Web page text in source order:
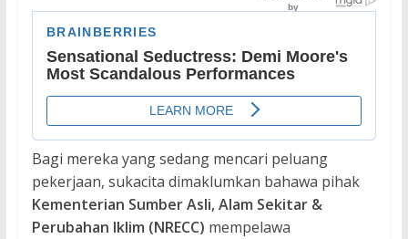
Bagi mereka yang sedang mencari peluang
pekerjaan, sukacita dimaklumkan bahawa pihak
Kementerian Sumber Asli, Alam Sekitar &
Perubahan Iklim (NRECC) mempelawa